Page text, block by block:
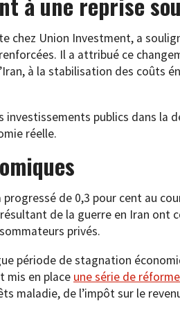
chez Union Investment, a
Il a attribué ce
à la stabilisation des coûts
investissements publics dans
réelle.
de 0,3 pour cent au
de la guerre en Iran ont
privés.
période de stagnation
mis en place une série de
maladie, de l’impôt sur le